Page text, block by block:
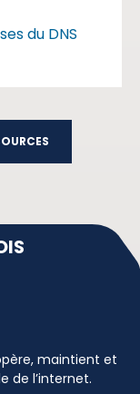
du DNS
maintient et
de l’internet.